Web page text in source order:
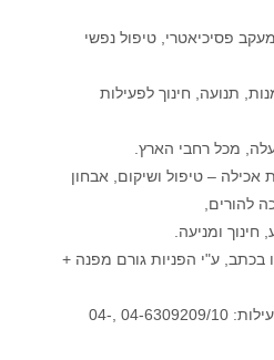
פסיכיאטרי, טיפול נפשי
תנועה, חינוך לפעילות
אכילה – טיפול ושיקום, אבחון
להורים,
חינוך ומניעה.
בכתב, ע"י הפניות גורם מפנה +
מס' טלפונים לפניות וימי פעילות: 04-6309209/10 ,04-